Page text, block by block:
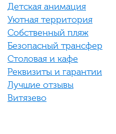
Детская анимация
Уютная территория
Собственный пляж
Безопасный трансфер
Столовая и кафе
Реквизиты и гарантии
Лучшие отзывы
Витязево